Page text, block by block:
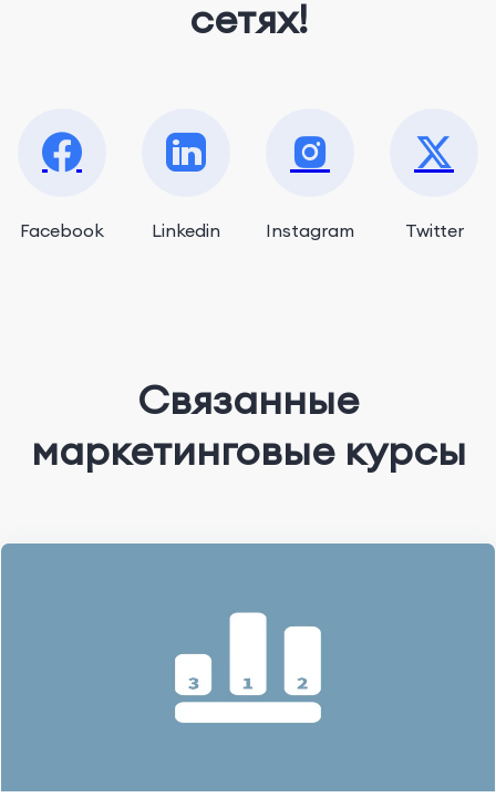
сетях!
Facebook Linkedin Instagram Twitter
Связанные
маркетинговые курсы